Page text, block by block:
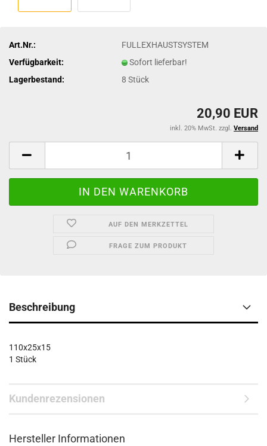
Art.Nr.:
FULLEXHAUSTSYSTEM
Verfügbarkeit:
Sofort lieferbar!
Lagerbestand:
8Stück
20,90 EUR
inkl. 20% MwSt. zzgl. Versand
AUF DEN MERKZETTEL
FRAGE ZUM PRODUKT
Beschreibung
110x25x15
1 Stück
Kundenrezensionen
Hersteller Informationen